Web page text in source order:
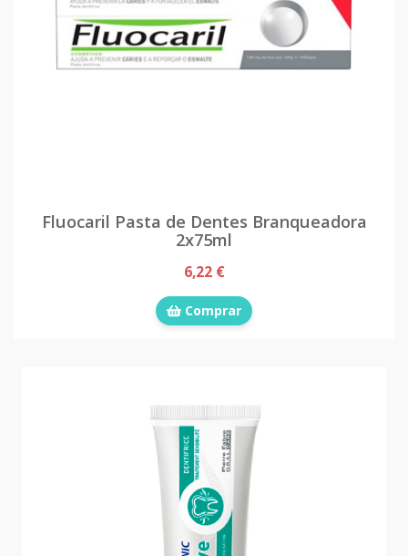
Fluocaril Pasta de Dentes Branqueadora
2x75ml
6,22 €
Comprar